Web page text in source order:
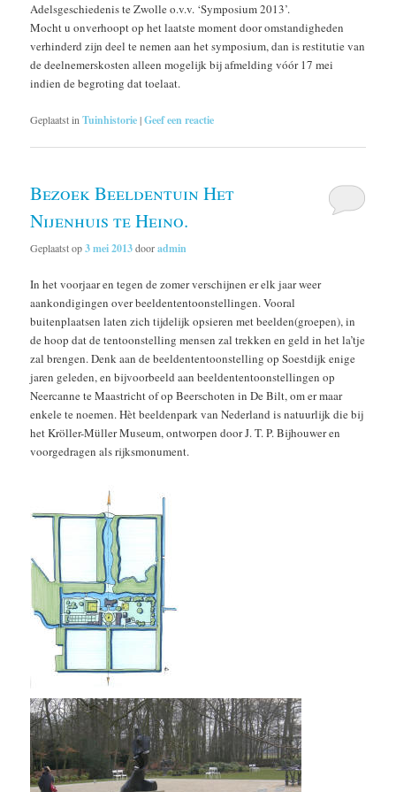
Adelsgeschiedenis te Zwolle o.v.v. ‘Symposium 2013’.
Mocht u onverhoopt op het laatste moment door omstandigheden
verhinderd zijn deel te nemen aan het symposium, dan is restitutie van
de deelnemerskosten alleen mogelijk bij afmelding vóór 17 mei
indien de begroting dat toelaat.
Geplaatst in Tuinhistorie|Geef een reactie
Bezoek Beeldentuin Het
Nijenhuis te Heino.
Geplaatst op3 mei 2013dooradmin
In het voorjaar en tegen de zomer verschijnen er elk jaar weer
aankondigingen over beeldententoonstellingen. Vooral
buitenplaatsen laten zich tijdelijk opsieren met beelden(groepen), in
de hoop dat de tentoonstelling mensen zal trekken en geld in het la’tje
zal brengen. Denk aan de beeldententoonstelling op Soestdijk enige
jaren geleden, en bijvoorbeeld aan beeldententoonstellingen op
Neercanne te Maastricht of op Beerschoten in De Bilt, om er maar
enkele te noemen. Hèt beeldenpark van Nederland is natuurlijk die bij
het Kröller-Müller Museum, ontworpen door J. T. P. Bijhouwer en
voorgedragen als rijksmonument.